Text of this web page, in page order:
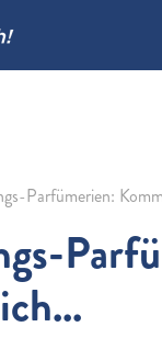
Parfümerien: